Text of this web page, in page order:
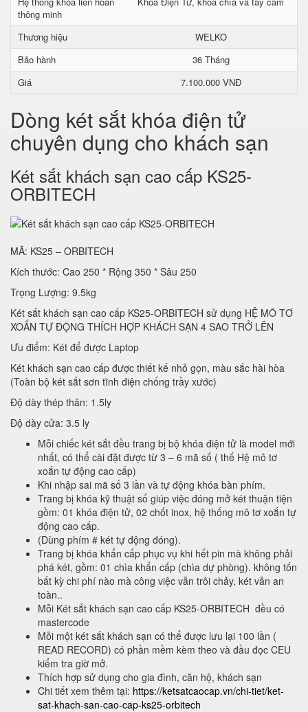
thông minh
Thương hiệu
WELKO
Bảo hành
36 Tháng
Giá
7.100.000 VNĐ
Dòng két sắt khóa điện tử
chuyên dụng cho khách sạn
Két sắt khách sạn cao cấp KS25-
ORBITECH
MÃ: KS25 – ORBITECH
Kích thước: Cao 250 * Rộng 350 * Sâu 250
Trọng Lượng: 9.5kg
Két sắt khách sạn cao cấp KS25-ORBITECH sử dụng HỆ MÔ TƠ
XOẮN TỰ ĐỘNG THÍCH HỢP KHÁCH SẠN 4 SAO TRỞ LÊN
Ưu điểm: Két để được Laptop
Két khách sạn cao cấp được thiết kế nhỏ gọn, màu sắc hài hòa
(Toàn bộ két sắt sơn tĩnh điện chống trầy xước)
Độ dày thép thân: 1.5ly
Độ dày cửa: 3.5 ly
Mỗi chiếc két sắt đều trang bị bộ khóa điện tử là model mới
nhất, có thể cài đặt được từ 3 – 6 mã số ( thế Hệ mô tơ
xoắn tự động cao cấp)
Khi nhập sai mã số 3 lần và tự động khóa bàn phím.
Trang bị khóa kỹ thuật số giúp việc đóng mở két thuận tiện
gồm: 01 khóa điện tử, 02 chốt inox, hệ thống mô tơ xoắn tự
động cao cấp.
(Dùng phím # két tự động đóng).
Trang bị khóa khẩn cấp phục vụ khi hết pin mà không phải
phá két, gồm: 01 chìa khẩn cấp (chìa dự phòng). không tốn
bất kỳ chi phí nào mà công việc vẫn trôi chảy, két vẫn an
toàn..
Mỗi Két sắt khách sạn cao cấp KS25-ORBITECH đều có
mastercode
Mỗi một két sắt khách sạn có thể được lưu lại 100 lần (
READ RECORD) có phần mềm kèm theo và đầu đọc CEU
kiểm tra giờ mở.
Thích hợp sử dụng cho gia đình, căn hộ, khách sạn
Chi tiết xem thêm tại: https://ketsatcaocap.vn/chi-tiet/ket-
sat-khach-san-cao-cap-ks25-orbitech